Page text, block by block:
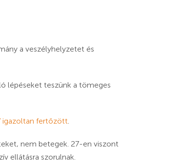
a veszélyhelyzetet és
lépéseket teszünk a tömeges
igazoltan fertőzött
nem betegek. 27-en viszont
ellátásra szorulnak.